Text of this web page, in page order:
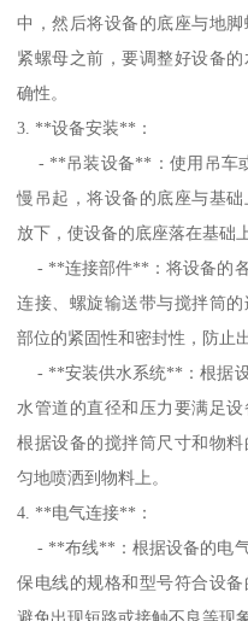
中，然后将设备的底座与地
紧螺母之前，要调整好设备
确性。
3. **设备安装**：
- **吊装设备**：使用吊车
慢吊起，将设备的底座与基
放下，使设备的底座落在基础上
- **连接部件**：将设备的
连接、螺旋输送带与搅拌筒
部位的紧固性和密封性，防止
- **安装供水系统**：根据
水管道的直径和压力要满足
根据设备的搅拌筒尺寸和物
匀地喷洒到物料上。
4. **电气连接**：
- **布线**：根据设备的电
保电线的规格和型号符合设